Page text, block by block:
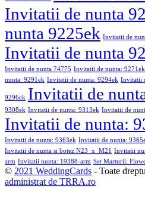
Invitatii de nunta
nunta 9225ek Invitatii de
Invitatii de nunta
Invitatii de nunta 74775 Invitatii de nunta: 9271ek
nunta: 9291ek Invitatii de nunta: 9294ek Invitatii
9296ek Invitatii de
9308ek Invitatii de nunta: 9313ek Invitatii de
Invitatii de nunta:
Invitatii de nunta: 9363ek Invitatii de nunta:
Invitatii de nunta si botez N23_x_M21 Invitatii
arm Invitatii nunta: 19388-arm Set Marturii:
© 2021 WeddingCards - Toate
administrat de TRRA.ro